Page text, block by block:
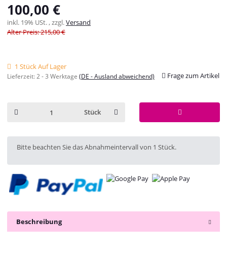
100,00 €
inkl. 19% USt. , zzgl.Versand
Alter Preis: 215,00 €
1 Stück Auf Lager
Lieferzeit:2 - 3 Werktage (DE - Ausland abweichend) Frage zum Artikel
Stück
x
Bitte beachten Sie das Abnahmeintervall von 1 Stück.
Beschreibung